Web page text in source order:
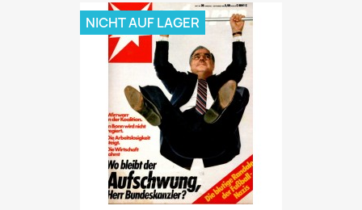
NICHT AUF LAGER